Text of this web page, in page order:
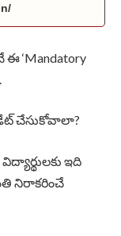
‘Mandatory
చేసుకోవాలా?
ఇది
నిరాకరించే